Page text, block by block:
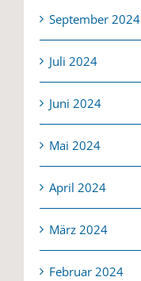
September 2024
Juli 2024
Juni 2024
Mai 2024
April 2024
März 2024
Februar 2024